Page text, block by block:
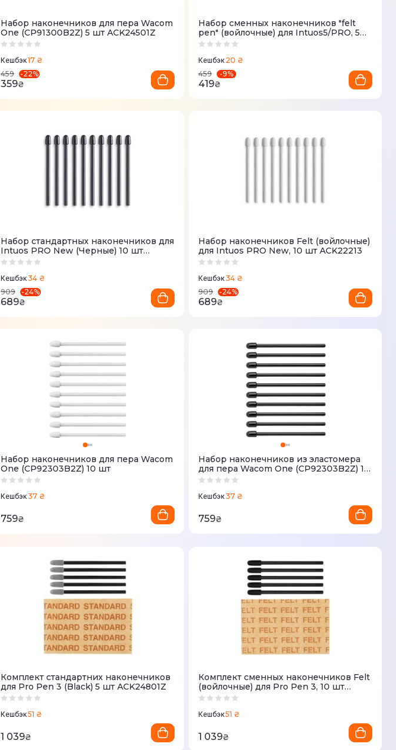
Набор наконечников для пера Wacom
One (CP91300B2Z) 5 шт ACK24501Z
Кешбэк17 ₴
459
-22%
359₴
Набор сменных наконечников "felt
pen" (войлочные) для Intuos5/PRO, 5
шт ACK-20003
Кешбэк 20 ₴
459
-9%
419₴
Набор стандартных наконечников для
Intuos PRO New (Черные) 10 шт
ACK22211
Кешбэк34 ₴
909
-24%
689₴
Набор наконечников Felt (войлочные)
для Intuos PRO New, 10 шт ACK22213
Кешбэк34 ₴
909
-24%
689₴
Набор наконечников для пера Wacom
One (CP92303B2Z) 10 шт
Кешбэк37 ₴
759₴
Набор наконечников из эластомера
для пера Wacom One (CP92303B2Z) 10
шт
Кешбэк37 ₴
759₴
Комплект стандартних наконечников
для Pro Pen 3 (Black) 5 шт ACK24801Z
Кешбэк51 ₴
1 039₴
Комплект сменных наконечников Felt
(войлочные) для Pro Pen 3, 10 шт
ACK24819Z
Кешбэк51 ₴
1 039₴